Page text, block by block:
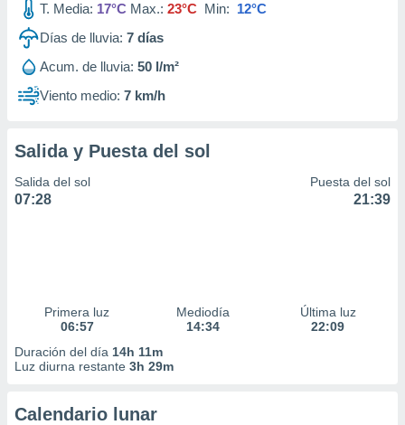
T. Media: 17°C Max.: 23°C Min: 12°C
Días de lluvia: 7 días
Acum. de lluvia: 50 l/m²
Viento medio: 7 km/h
Salida y Puesta del sol
Salida del sol
07:28
Puesta del sol
21:39
Primera luz
06:57
Mediodía
14:34
Última luz
22:09
Duración del día 14h 11m
Luz diurna restante 3h 29m
Calendario lunar